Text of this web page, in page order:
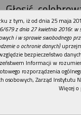
Głosić,
Biskup Kazimierz
Św. Paweł na
MK
Bunt przeciwko
Sławomir Wilański
Nie zapij na
z tym, iż od dnia 25 maja
679 z dnia 27 kwietnia 2016r.
i w sprawie swobodnego
o ochronie danych)
bezpieczeństwo
Informacji w
rozporządzenia
osobowych, Zarząd Instytutu
Więcej o